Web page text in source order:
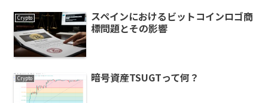
Crypto
スペインにおけるビットコインロゴ商
標問題とその影響
Crypto 暗号資産TSUGTって何？